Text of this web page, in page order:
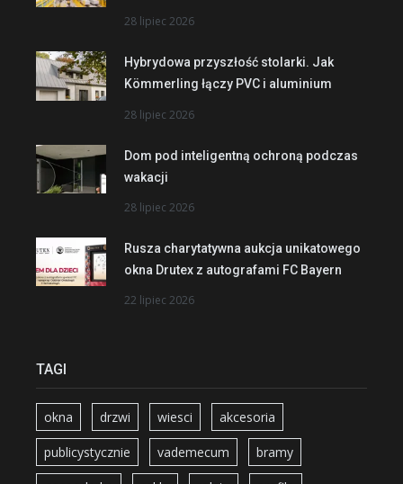
28 lipiec 2026
Hybrydowa przyszłość stolarki. Jak
Kömmerling łączy PVC i aluminium
28 lipiec 2026
Dom pod inteligentną ochroną podczas
wakacji
28 lipiec 2026
Rusza charytatywna aukcja unikatowego
okna Drutex z autografami FC Bayern
22 lipiec 2026
TAGI
okna drzwi wiesci akcesoria
publicystycznie vademecum bramy